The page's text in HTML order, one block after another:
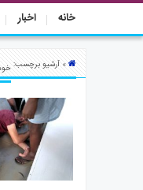
خانه اخبار
جشن
و
» آرشیو برچسب: